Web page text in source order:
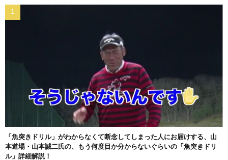
「魚突きドリル」がわからなくて断念してしまった人にお届けする、山
本道場・山本誠二氏の、もう何度目か分からないぐらいの「魚突きドリ
ル」詳細解説！